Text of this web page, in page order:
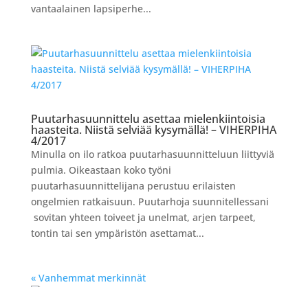
vantaalainen lapsiperhe...
Puutarhasuunnittelu asettaa mielenkiintoisia
haasteita. Niistä selviää kysymällä! – VIHERPIHA
4/2017
Minulla on ilo ratkoa puutarhasuunnitteluun liittyviä
pulmia. Oikeastaan koko työni
puutarhasuunnittelijana perustuu erilaisten
ongelmien ratkaisuun. Puutarhoja suunnitellessani
sovitan yhteen toiveet ja unelmat, arjen tarpeet,
tontin tai sen ympäristön asettamat...
« Vanhemmat merkinnät